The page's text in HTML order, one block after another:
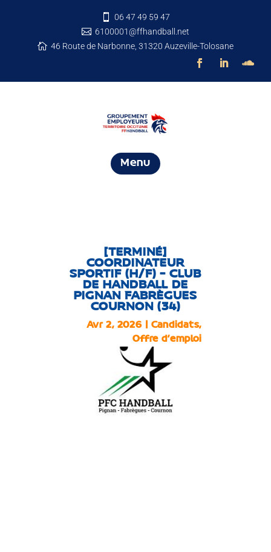

06 47 49 59 47
 6100001@ffhandball.net
 46 Route de Narbonne, 31320 Auzeville-Tolosane
Menu
[TERMINÉ]
COORDINATEUR
SPORTIF (H/F) – CLUB
DE HANDBALL DE
PIGNAN FABRÈGUES
COURNON (34)
Avr 2, 2026 |Candidats,
Offre d'emploi